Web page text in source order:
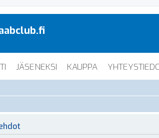
JÄSENEKSI KAUPPA